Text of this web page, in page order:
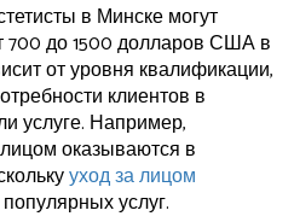
в Минске могут
700 до 1500 долларов США в
от уровня квалификации,
клиентов в
услуге. Например,
оказываются в
уход за лицом
услуг.